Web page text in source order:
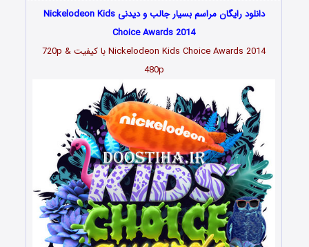
دانلود رایگان مراسم بسیار جالب و دیدنی Nickelodeon Kids
Choice Awards 2014
Nickelodeon Kids Choice Awards 2014 با کیفیت 720p &
480p